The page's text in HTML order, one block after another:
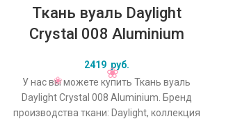
Ткань вуаль Daylight
Crystal 008 Aluminium
2419 руб.
У нас вы можете купить Ткань вуаль
Daylight Crystal 008 Aluminium. Бренд
производства ткани: Daylight, коллекция